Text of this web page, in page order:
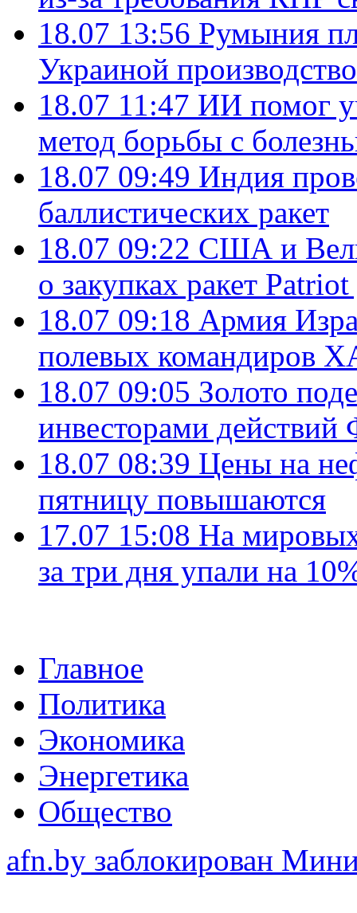
18.07 13:56 Румыния
Украиной
18.07 11:47 ИИ помог
метод борьбы с
18.07 09:49 Индия
баллистических ракет
18.07 09:22 США и
о закупках ракет
18.07 09:18 Армия
полевых командиров
18.07 09:05 Золото
инвесторами
18.07 08:39 Цены на
пятницу повышаются
17.07 15:08 На
за три дня упали на
Главное
Политика
Экономика
Энергетика
Общество
afn.by заблокирован